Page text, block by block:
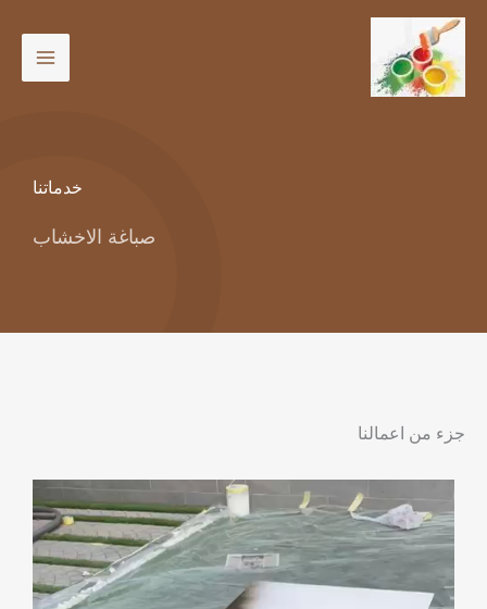
تخطي
المحتوى
خدماتنا
صباغة الاخشاب
جزء من اعمالنا